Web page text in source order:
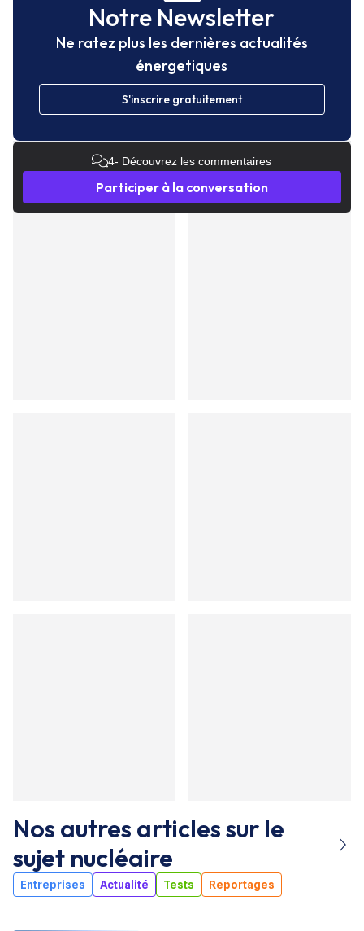
Notre Newsletter
Ne ratez plus les dernières actualités
énergetiques
S'inscrire gratuitement
4- Découvrez les commentaires
Participer à la conversation
Nos autres articles sur le
sujet nucléaire
Entreprises Actualité Tests Reportages